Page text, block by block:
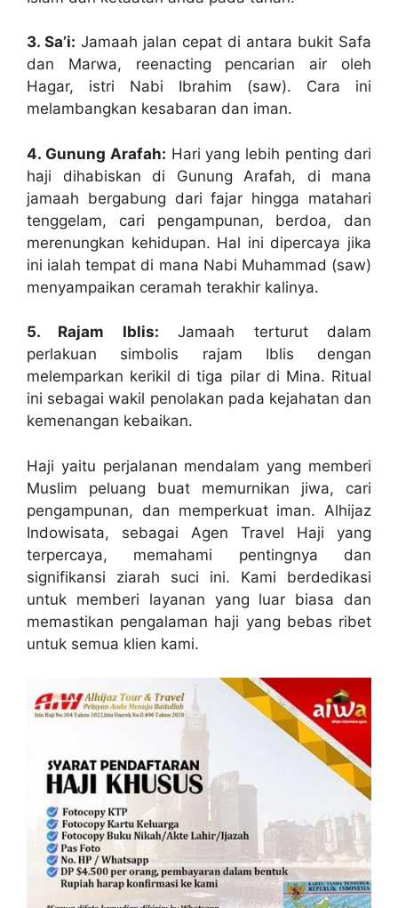
3. Sa’i: Jamaah jalan cepat di antara bukit Safa
dan Marwa, reenacting pencarian air oleh
Hagar, istri Nabi Ibrahim (saw). Cara ini
melambangkan kesabaran dan iman.
4. Gunung Arafah: Hari yang lebih penting dari
haji dihabiskan di Gunung Arafah, di mana
jamaah bergabung dari fajar hingga matahari
tenggelam, cari pengampunan, berdoa, dan
merenungkan kehidupan. Hal ini dipercaya jika
ini ialah tempat di mana Nabi Muhammad (saw)
menyampaikan ceramah terakhir kalinya.
5. Rajam Iblis: Jamaah terturut dalam
perlakuan simbolis rajam Iblis dengan
melemparkan kerikil di tiga pilar di Mina. Ritual
ini sebagai wakil penolakan pada kejahatan dan
kemenangan kebaikan.
Haji yaitu perjalanan mendalam yang memberi
Muslim peluang buat memurnikan jiwa, cari
pengampunan, dan memperkuat iman. Alhijaz
Indowisata, sebagai Agen Travel Haji yang
terpercaya, memahami pentingnya dan
signifikansi ziarah suci ini. Kami berdedikasi
untuk memberi layanan yang luar biasa dan
memastikan pengalaman haji yang bebas ribet
untuk semua klien kami.